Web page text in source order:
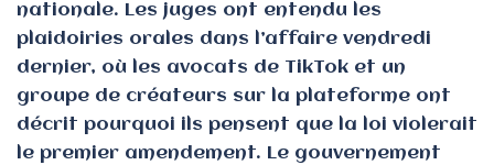
nationale. Les juges ont entendu les
plaidoiries orales dans l’affaire vendredi
dernier, où les avocats de TikTok et un
groupe de créateurs sur la plateforme ont
décrit pourquoi ils pensent que la loi violerait
le premier amendement. Le gouvernement